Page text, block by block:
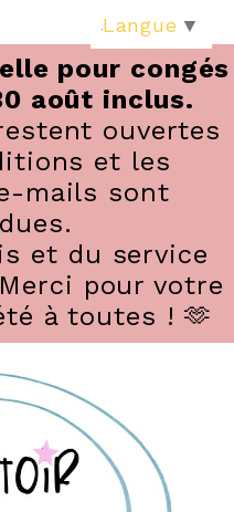
pour congés
août inclus.
ouvertes
et les
mails sont
et du service
pour votre
à toutes ! 🫶
Langue ▼